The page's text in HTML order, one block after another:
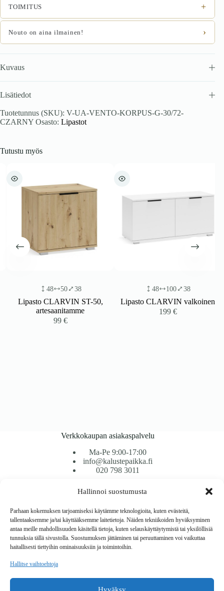
Hallinnoi suostumusta
Parhaan kokemuksen tarjoamiseksi käytämme teknologioita, kuten evästeitä,
tallentaaksemme ja/tai käyttääksemme laitetietoja. Näiden tekniikoiden hyväksyminen
antaa meille mahdollisuuden käsitellä tietoja, kuten selauskäyttäytymistä tai yksilöllisiä
tunnuksia tällä sivustolla. Suostumuksen jättäminen tai peruuttaminen voi vaikuttaa
haitallisesti tiettyihin ominaisuuksiin ja toimintoihin.
Hallitse vaihtoehtoja
Hyväksy
TOIMITUS +
Nouto on aina ilmainen! ›
Kuvaus
Lisätiedot
Tuotetunnus (SKU): V-UA-VENTO-KORPUS-G-30/72-
CZARNY Osasto: Lipastot
Tutustu myös
48 50 38
Lipasto CLARVIN ST-50,
artesaanitamme
99€
48 100 38
Lipasto CLARVIN valkoinen
199€
Verkkokaupan asiakaspalvelu
Ma-Pe 9:00-17:00
info@kalustepaikka.fi
020 798 3011
Tavarantoimitus / Maksutavat
Toimitustavat
Maksutavat
Vaihto ja palautus
Reklamaatiot